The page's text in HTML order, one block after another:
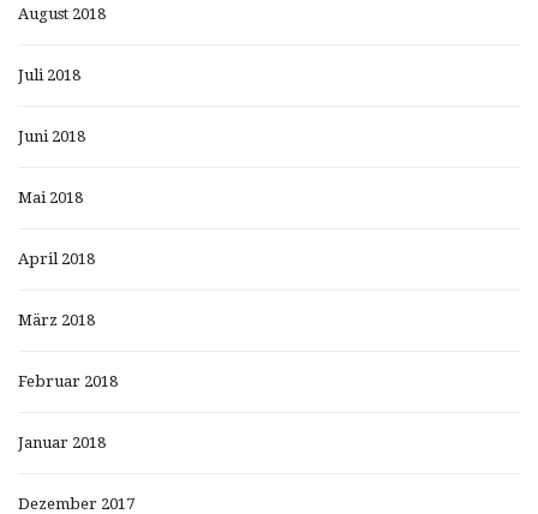
August 2018
Juli 2018
Juni 2018
Mai 2018
April 2018
März 2018
Februar 2018
Januar 2018
Dezember 2017